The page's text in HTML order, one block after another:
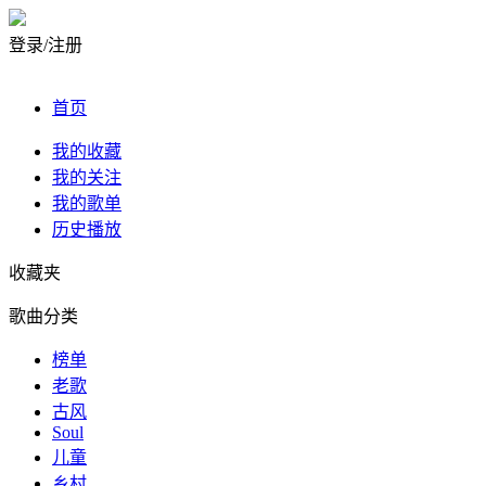
登录/注册
首页
我的收藏
我的关注
我的歌单
历史播放
收藏夹
歌曲分类
榜单
老歌
古风
Soul
儿童